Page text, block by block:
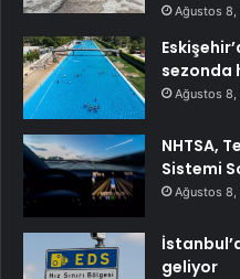
Ağustos 8,
sezonda
Ağustos 8,
NHTSA,
Sistemi
Ağustos 8,
geliyor